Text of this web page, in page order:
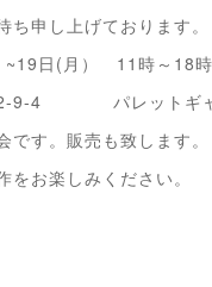
申し上げております。
~19日(月） 11時～
2-9-4 パレットギ
す。販売も致します。
お楽しみください。